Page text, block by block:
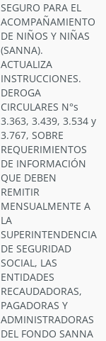
SEGURO PARA EL
ACOMPAÑAMIENTO
DE NIÑOS Y NIÑAS
(SANNA).
ACTUALIZA
INSTRUCCIONES.
DEROGA
CIRCULARES N°s
3.363, 3.439, 3.534 y
3.767, SOBRE
REQUERIMIENTOS
DE INFORMACIÓN
QUE DEBEN
REMITIR
MENSUALMENTE A
LA
SUPERINTENDENCIA
DE SEGURIDAD
SOCIAL, LAS
ENTIDADES
RECAUDADORAS,
PAGADORAS Y
ADMINISTRADORAS
DEL FONDO SANNA